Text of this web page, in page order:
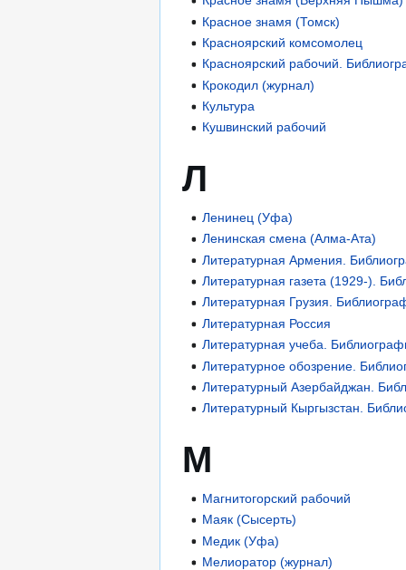
Красное знамя (Томск)
Красноярский комсомолец
Красноярский рабочий.
Крокодил (журнал)
Культура
Кушвинский рабочий
Л
Ленинец (Уфа)
Ленинская смена (Алма-Ата)
Литературная Армения.
Литературная газета (1929-).
Литературная Грузия.
Литературная Россия
Литературная учеба.
Литературное обозрение.
Литературный Азербайджан.
Литературный Кыргызстан.
М
Магнитогорский рабочий
Маяк (Сысерть)
Медик (Уфа)
Мелиоратор (журнал)